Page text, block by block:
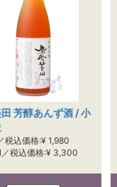
芳醇あんず酒 / 小
税込価格:¥ 1,980
税込価格:¥ 3,300